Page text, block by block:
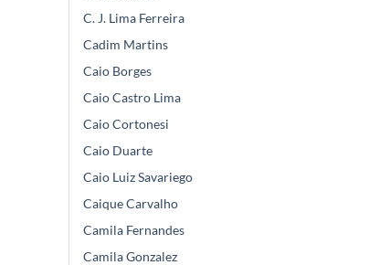
C. J. Lima Ferreira
Cadim Martins
Caio Borges
Caio Castro Lima
Caio Cortonesi
Caio Duarte
Caio Luiz Savariego
Caique Carvalho
Camila Fernandes
Camila Gonzalez